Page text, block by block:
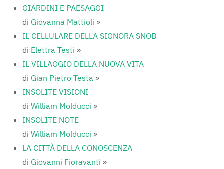
GIARDINI E PAESAGGI
di Giovanna Mattioli »
IL CELLULARE DELLA SIGNORA SNOB
di Elettra Testi »
IL VILLAGGIO DELLA NUOVA VITA
di Gian Pietro Testa »
INSOLITE VISIONI
di William Molducci »
INSOLITE NOTE
di William Molducci »
LA CITTÀ DELLA CONOSCENZA
di Giovanni Fioravanti »